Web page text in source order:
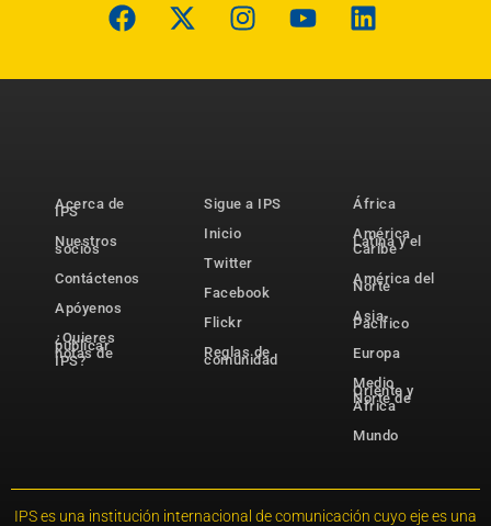
Acerca de
IPS
Nuestros
socios
Contáctenos
Apóyenos
¿Quieres
publicar
notas de
IPS?
Sigue a IPS
Inicio
Twitter
Facebook
Flickr
Reglas de
comunidad
África
América
Latina y el
Caribe
América del
Norte
Asia-
Pacífico
Europa
Medio
Oriente y
Norte de
África
Mundo
IPS es una institución internacional de comunicación cuyo eje es una